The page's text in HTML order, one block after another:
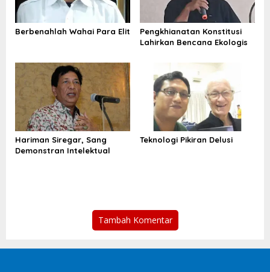
Berbenahlah Wahai Para Elit
Pengkhianatan Konstitusi
Lahirkan Bencana Ekologis
Hariman Siregar, Sang
Demonstran Intelektual
Teknologi Pikiran Delusi
Tambah Komentar